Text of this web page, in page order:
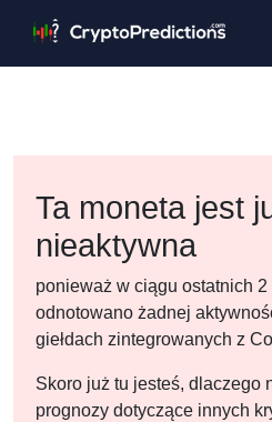
Ta moneta jest
nieaktywna
ponieważ w ciągu ostatnich
odnotowano żadnej
giełdach zintegrowanych z
Skoro już tu jesteś, dlaczego
prognozy dotyczące innych